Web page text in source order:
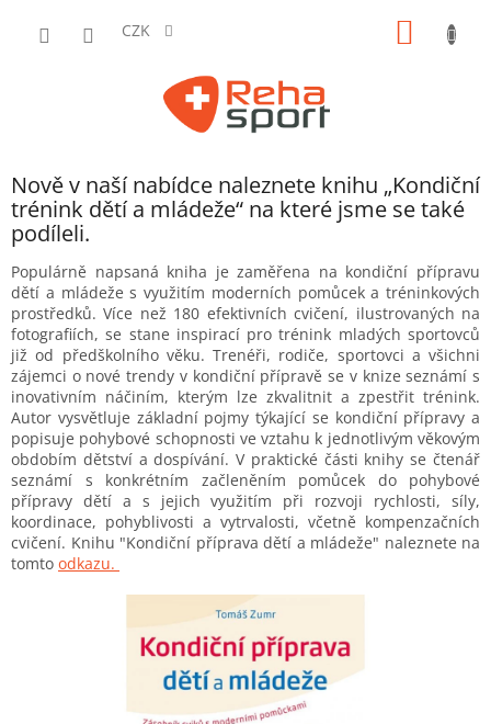
CZK
Nově v naší nabídce naleznete knihu „Kondiční
trénink dětí a mládeže“ na které jsme se také
podíleli.
Populárně napsaná kniha je zaměřena na kondiční přípravu
dětí a mládeže s využitím moderních pomůcek a tréninkových
prostředků. Více než 180 efektivních cvičení, ilustrovaných na
fotografiích, se stane inspirací pro trénink mladých sportovců
již od předškolního věku. Trenéři, rodiče, sportovci a všichni
zájemci o nové trendy v kondiční přípravě se v knize seznámí s
inovativním náčiním, kterým lze zkvalitnit a zpestřit trénink.
Autor vysvětluje základní pojmy týkající se kondiční přípravy a
popisuje pohybové schopnosti ve vztahu k jednotlivým věkovým
obdobím dětství a dospívání. V praktické části knihy se čtenář
seznámí s konkrétním začleněním pomůcek do pohybové
přípravy dětí a s jejich využitím při rozvoji rychlosti, síly,
koordinace, pohyblivosti a vytrvalosti, včetně kompenzačních
cvičení. Knihu "Kondiční příprava dětí a mládeže" naleznete na
tomto odkazu.